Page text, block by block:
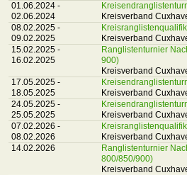
01.06.2024 -
02.06.2024
Kreisverband
08.02.2025 -
09.02.2025
Kreisverband
15.02.2025 -
16.02.2025
Ranglistenturnier
900)
Kreisverband
17.05.2025 -
18.05.2025
Kreisverband
24.05.2025 -
25.05.2025
Kreisverband
07.02.2026 -
08.02.2026
Kreisverband
14.02.2026
Ranglistenturnier
800/850/900)
Kreisverband